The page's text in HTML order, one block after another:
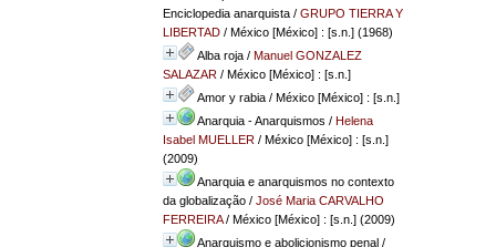
Enciclopedia anarquista/ GRUPO TIERRA Y
LIBERTAD/ México [México] : [s.n.] (1968)
Alba roja/ Manuel GONZALEZ
SALAZAR/ México [México] : [s.n.]
Amor y rabia/ México [México] : [s.n.]
Anarquia - Anarquismos / Helena
Isabel MUELLER/ México [México] : [s.n.]
(2009)
Anarquia e anarquismos no contexto
da globalização/ José Maria CARVALHO
FERREIRA/ México [México] : [s.n.] (2009)
Anarquismo e abolicionismo penal/